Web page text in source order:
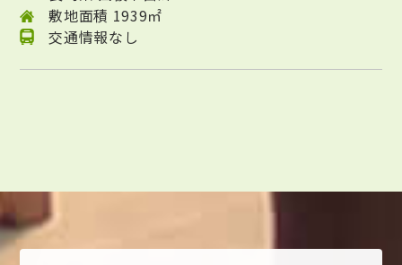
敷地面積 1939㎡
交通情報なし